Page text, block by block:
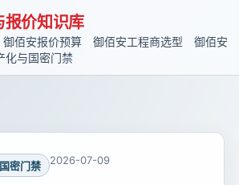
报价知识库
御佰安报价预算 御佰安工程商选型
御佰安
化与国密门禁
密门禁 2026-07-09